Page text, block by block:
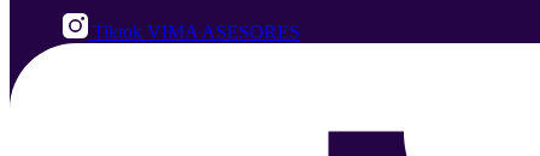
Tiktok VIMA ASESORES